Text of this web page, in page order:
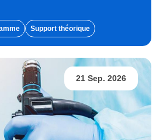
Support théorique
21 Sep. 2026